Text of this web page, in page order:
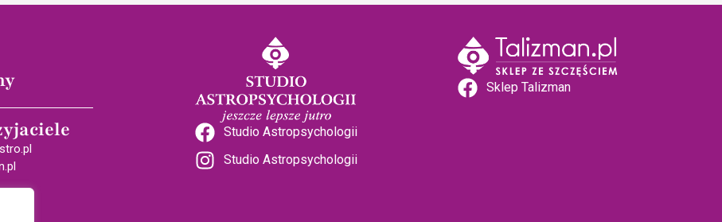
Studio Astropsychologii
Studio Astropsychologii
Sklep Talizman